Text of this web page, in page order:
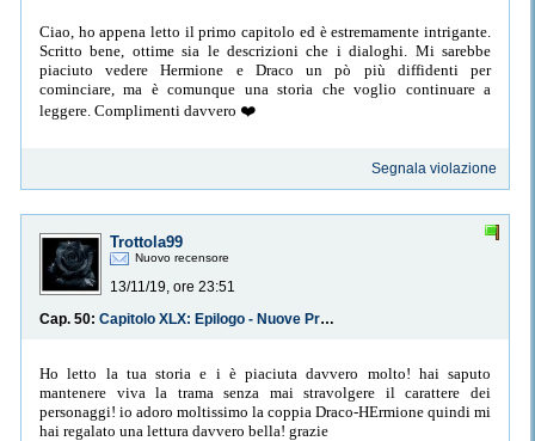
Ciao, ho appena letto il primo capitolo ed è estremamente intrigante.
Scritto bene, ottime sia le descrizioni che i dialoghi. Mi sarebbe
piaciuto vedere Hermione e Draco un pò più diffidenti per
cominciare, ma è comunque una storia che voglio continuare a
leggere. Complimenti davvero ❤️
Segnala violazione
Trottola99
Nuovo recensore
13/11/19, ore 23:51
Cap. 50:
Capitolo XLX: Epilogo - Nuove Prospettive
Ho letto la tua storia e i è piaciuta davvero molto! hai saputo
mantenere viva la trama senza mai stravolgere il carattere dei
personaggi! io adoro moltissimo la coppia Draco-HErmione quindi mi
hai regalato una lettura davvero bella! grazie